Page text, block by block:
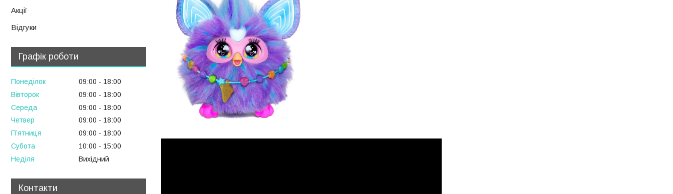
Акції
Відгуки
Графік роботи
Понеділок 09:00
18:00
Вівторок
09:00
18:00
Середа
09:00
18:00
Четвер
09:00
18:00
Пʼятниця
09:00
18:00
Субота
10:00
15:00
Неділя
Вихідний
Контакти